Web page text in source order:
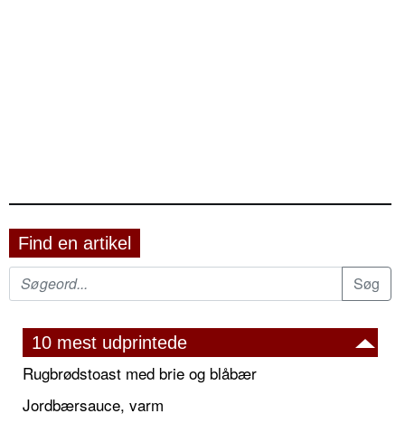
Find en artikel
10 mest udprintede
Rugbrødstoast med brie og blåbær
Jordbærsauce, varm